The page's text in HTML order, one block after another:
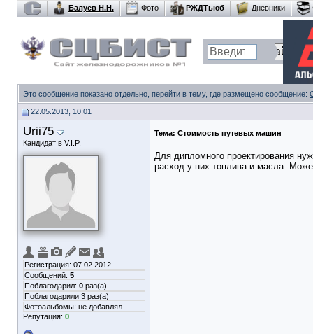
Балуев Н.Н. Фото РЖДТьюб Дневники
Это сообщение показано отдельно, перейти в тему, где размещено сообщение:
22.05.2013, 10:01
Urii75
Кандидат в V.I.P.
Регистрация: 07.02.2012
Сообщений: 5
Поблагодарил: 0 раз(а)
Поблагодарили 3 раз(а)
Фотоальбомы: не добавлял
Репутация: 0
Тема: Стоимость путевых машин
Для дипломного проектирования
расход у них топлива и масла.